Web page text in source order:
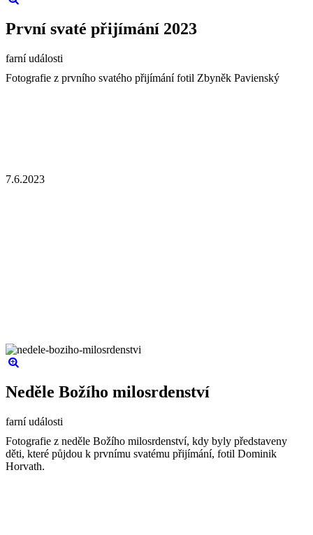
První svaté přijímání 2023
farní události
Fotografie z prvního svatého přijímání fotil Zbyněk Pavienský
7.6.2023
Neděle Božího milosrdenství
farní události
Fotografie z neděle Božího milosrdenství, kdy byly představeny
děti, které půjdou k prvnímu svatému přijímání, fotil Dominik
Horvath.